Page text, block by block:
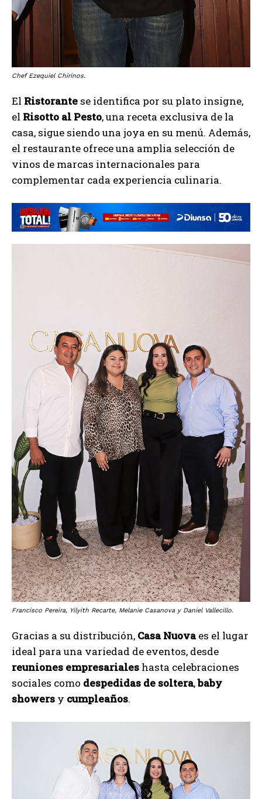
Chef Ezequiel Chirinos.
El Ristorante se identifica por su plato insigne,
el Risotto al Pesto, una receta exclusiva de la
casa, sigue siendo una joya en su menú. Además,
el restaurante ofrece una amplia selección de
vinos de marcas internacionales para
complementar cada experiencia culinaria.
Francisco Pereira, Yilyith Recarte, Melanie Casanova y Daniel Vallecillo.
Gracias a su distribución, Casa Nuovaes el lugar
ideal para una variedad de eventos, desde
reuniones empresariales hasta celebraciones
sociales como despedidas de soltera,baby
showers y cumpleaños.